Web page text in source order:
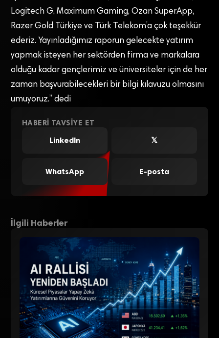
Logitech G, Maximum Gaming, Ozan SuperApp,
Razer Gold Türkiye ve Türk Telekom’a çok teşekkür
ederiz. Yayınladığımız raporun gelecekte yatırım
yapmak isteyen her sektörden firma ve markalara
olduğu kadar gençlerimiz ve üniversiteler için de her
zaman başvurabilecekleri bir bilgi kılavuzu olmasını
umuyoruz.” dedi
HABERI TAVSIYE ET
LinkedIn
𝕏
WhatsApp E-posta
İlgili Haberler